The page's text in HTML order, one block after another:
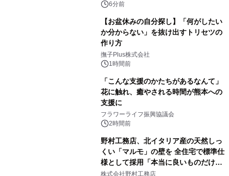
6分前
【お盆休みの自分探し】「何がしたい
か分からない」を抜け出すトリセツの
作り方
撫子Plus株式会社
1時間前
「こんな支援のかたちがあるなんて」
花に触れ、癒やされる時間が熊本への
支援に
フラワーライフ振興協議会
2時間前
野村工務店、北イタリア産の天然しっ
くい「マルモ」の壁を 全住宅で標準仕
様として採用「本当に良いものだけに
こだわる」
株式会社野村工務店